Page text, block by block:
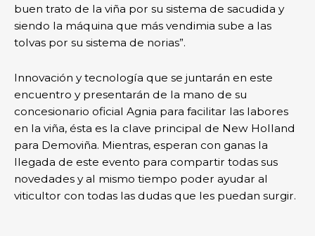
buen trato de la viña por su sistema de sacudida y
siendo la máquina que más vendimia sube a las
tolvas por su sistema de norias”.
Innovación y tecnología que se juntarán en este
encuentro y presentarán de la mano de su
concesionario oficial Agnia para facilitar las labores
en la viña, ésta es la clave principal de New Holland
para Demoviña. Mientras, esperan con ganas la
llegada de este evento para compartir todas sus
novedades y al mismo tiempo poder ayudar al
viticultor con todas las dudas que les puedan surgir.